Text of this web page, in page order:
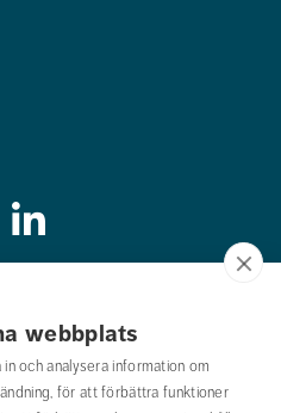
webbplats
och analysera information om
för att förbättra funktioner